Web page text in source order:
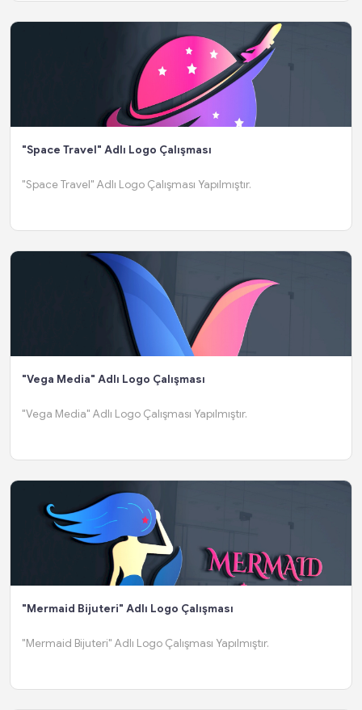
"Space Travel" Adlı Logo Çalışması
"Space Travel" Adlı Logo Çalışması Yapılmıştır.
"Vega Media" Adlı Logo Çalışması
"Vega Media" Adlı Logo Çalışması Yapılmıştır.
"Mermaid Bijuteri" Adlı Logo Çalışması
"Mermaid Bijuteri" Adlı Logo Çalışması Yapılmıştır.